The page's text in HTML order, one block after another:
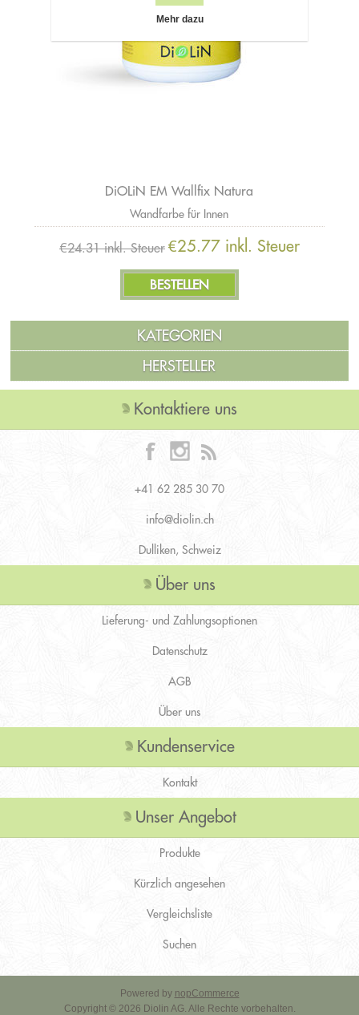
DiOLiN EM Wallfix Natura
Wandfarbe für Innen
€24.31 inkl. Steuer €25.77 inkl. Steuer
KATEGORIEN
HERSTELLER
Kontaktiere uns
+41 62 285 30 70
info@diolin.ch
Dulliken, Schweiz
Über uns
Lieferung- und Zahlungsoptionen
Datenschutz
AGB
Über uns
Kundenservice
Kontakt
Unser Angebot
Produkte
Kürzlich angesehen
Vergleichsliste
Suchen
Powered by nopCommerce
Copyright © 2026 Diolin AG. Alle Rechte vorbehalten.
Mehr dazu